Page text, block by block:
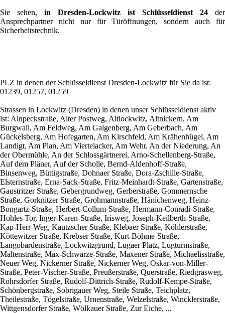
Sie sehen, in Dresden-Lockwitz ist Schlüsseldienst 24 der
Ansprechpartner nicht nur für Türöffnungen, sondern auch für
Sicherheitstechnik.
PLZ in denen der Schlüsseldienst Dresden-Lockwitz für Sie da ist:
01239, 01257, 01259
Strassen in Lockwitz (Dresden) in denen unser Schlüsseldienst aktiv
ist: Alnpeckstraße, Alter Postweg, Altlockwitz, Altnickern, Am
Burgwall, Am Feldweg, Am Galgenberg, Am Geberbach, Am
Gückelsberg, Am Hofegarten, Am Kirschfeld, Am Krähenhügel, Am
Landigt, Am Plan, Am Viertelacker, Am Wehr, An der Niederung, An
der Obermühle, An der Schlossgärtnerei, Arno-Schellenberg-Straße,
Auf dem Pläner, Auf der Scholle, Bernd-Aldenhoff-Straße,
Binsenweg, Büttigstraße, Dohnaer Straße, Dora-Zschille-Straße,
Elsternstraße, Erna-Sack-Straße, Fritz-Meinhardt-Straße, Gartenstraße,
Gaustritzer Straße, Gebergrundweg, Gerberstraße, Gommernsche
Straße, Gorknitzer Straße, Grohmannstraße, Hänichenweg, Heinz-
Bongartz-Straße, Herbert-Collum-Straße, Hermann-Conradi-Straße,
Hohles Tor, Inger-Karen-Straße, Irisweg, Joseph-Keilberth-Straße,
Kap-Herr-Weg, Kautzscher Straße, Klebaer Straße, Köhlerstraße,
Köttewitzer Straße, Krebser Straße, Kurt-Böhme-Straße,
Langobardenstraße, Lockwitzgrund, Lugaer Platz, Lugturmstraße,
Maltenstraße, Max-Schwarze-Straße, Maxener Straße, Michaelisstraße,
Neuer Weg, Nickerner Straße, Nickerner Weg, Oskar-von-Miller-
Straße, Peter-Vischer-Straße, Preußerstraße, Querstraße, Riedgrasweg,
Röhrsdorfer Straße, Rudolf-Dittrich-Straße, Rudolf-Kempe-Straße,
Schönbergstraße, Sobrigauer Weg, Steile Straße, Teichplatz,
Theilestraße, Tögelstraße, Urnenstraße, Welzelstraße, Wincklerstraße,
Wittgensdorfer Straße, Wölkauer Straße, Zur Eiche, ...